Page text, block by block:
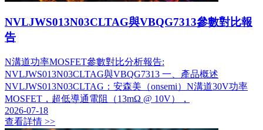
NVLJWS013N03CLTAG與VBQG7313參數對比報
告
​N溝道功率MOSFET參數對比分析報告:
NVLJWS013N03CLTAG與VBQG7313 一、產品概述
NVLJWS013N03CLTAG：安森美（onsemi）N溝道30V功率
MOSFET，超低導通電阻（13mΩ @ 10V），
2026-07-18
查看詳情 >>